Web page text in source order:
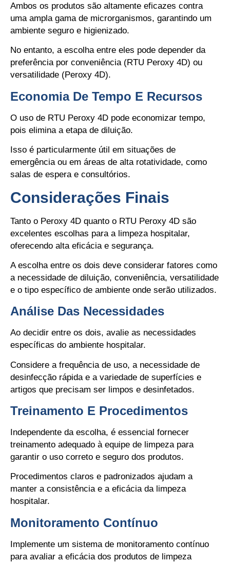
Ambos os produtos são altamente eficazes contra
uma ampla gama de microrganismos, garantindo um
ambiente seguro e higienizado.
No entanto, a escolha entre eles pode depender da
preferência por conveniência (RTU Peroxy 4D) ou
versatilidade (Peroxy 4D).
Economia De Tempo E Recursos
O uso de RTU Peroxy 4D pode economizar tempo,
pois elimina a etapa de diluição.
Isso é particularmente útil em situações de
emergência ou em áreas de alta rotatividade, como
salas de espera e consultórios.
Considerações Finais
Tanto o Peroxy 4D quanto o RTU Peroxy 4D são
excelentes escolhas para a limpeza hospitalar,
oferecendo alta eficácia e segurança.
A escolha entre os dois deve considerar fatores como
a necessidade de diluição, conveniência, versatilidade
e o tipo específico de ambiente onde serão utilizados.
Análise Das Necessidades
Ao decidir entre os dois, avalie as necessidades
específicas do ambiente hospitalar.
Considere a frequência de uso, a necessidade de
desinfecção rápida e a variedade de superfícies e
artigos que precisam ser limpos e desinfetados.
Treinamento E Procedimentos
Independente da escolha, é essencial fornecer
treinamento adequado à equipe de limpeza para
garantir o uso correto e seguro dos produtos.
Procedimentos claros e padronizados ajudam a
manter a consistência e a eficácia da limpeza
hospitalar.
Monitoramento Contínuo
Implemente um sistema de monitoramento contínuo
para avaliar a eficácia dos produtos de limpeza